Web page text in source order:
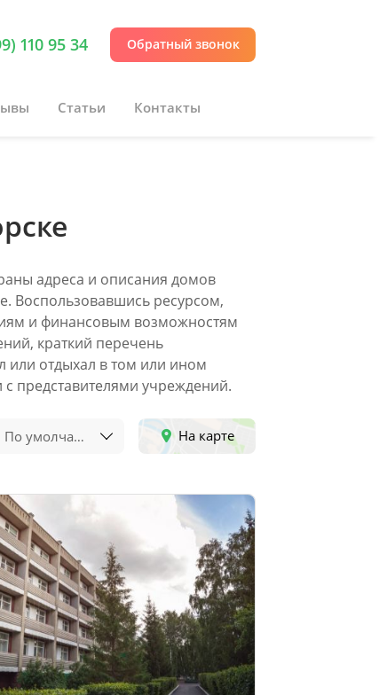
110 95 34 Обратный звонок
Статьи Контакты
адреса и описания домов
Воспользовавшись ресурсом,
и финансовым возможностям
краткий перечень
или отдыхал в том или ином
с представителями учреждений.
По умолчанию На карте